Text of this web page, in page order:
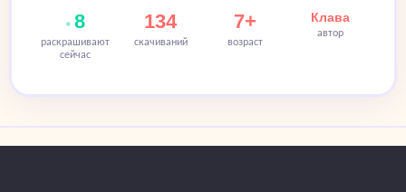
8
раскрашивают
сейчас
134
скачиваний
7+
возраст
Клава
автор